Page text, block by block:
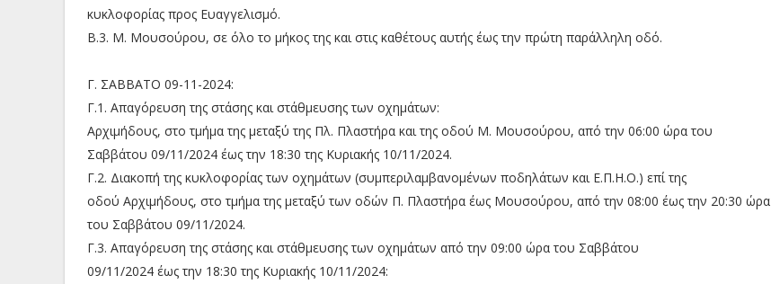
κυκλοφορίας προς Ευαγγελισμό.
Β.3. Μ. Μουσούρου, σε όλο το μήκος της και στις καθέτους αυτής έως την πρώτη παράλληλη οδό.
Γ. ΣΑΒΒΑΤΟ 09-11-2024:
Γ.1. Απαγόρευση της στάσης και στάθμευσης των οχημάτων:
Αρχιμήδους, στο τμήμα της μεταξύ της Πλ. Πλαστήρα και της οδού Μ. Μουσούρου, από την 06:00 ώρα του
Σαββάτου 09/11/2024 έως την 18:30 της Κυριακής 10/11/2024.
Γ.2. Διακοπή της κυκλοφορίας των οχημάτων (συμπεριλαμβανομένων ποδηλάτων και Ε.Π.Η.Ο.) επί της
οδού Αρχιμήδους, στο τμήμα της μεταξύ των οδών Π. Πλαστήρα έως Μουσούρου, από την 08:00 έως την 20:30 ώρα
του Σαββάτου 09/11/2024.
Γ.3. Απαγόρευση της στάσης και στάθμευσης των οχημάτων από την 09:00 ώρα του Σαββάτου
09/11/2024 έως την 18:30 της Κυριακής 10/11/2024: